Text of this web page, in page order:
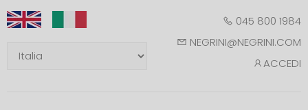
045 800 1984
NEGRINI@NEGRINI.COM
ACCEDI